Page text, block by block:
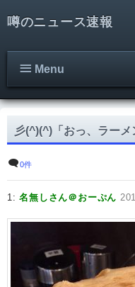
噂のニュース速報
Menu
彡(^)(^)「おっ、ラーメ
0件
1:名無しさん＠おーぷん